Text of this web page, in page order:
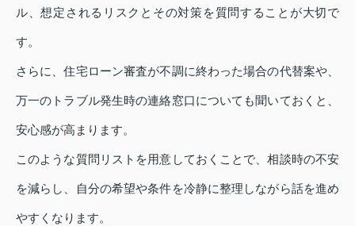
ル、想定されるリスクとその対策を質問することが大切で
す。
さらに、住宅ローン審査が不調に終わった場合の代替案や、
万一のトラブル発生時の連絡窓口についても聞いておくと、
安心感が高まります。
このような質問リストを用意しておくことで、相談時の不安
を減らし、自分の希望や条件を冷静に整理しながら話を進め
やすくなります。